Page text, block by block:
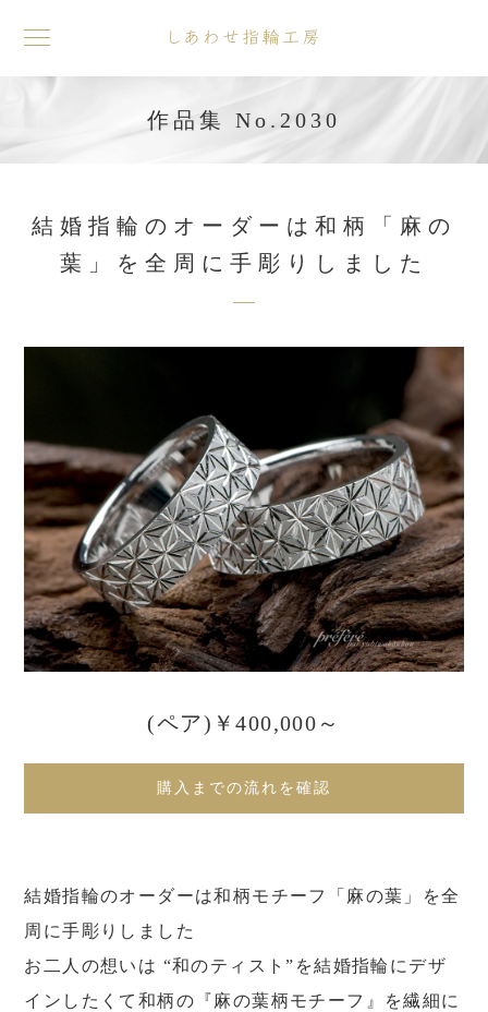
toggle
navigation
作品集 No.2030
結婚指輪のオーダーは和柄「麻の
葉」を全周に手彫りしました
(ペア)￥400,000～
購入までの流れを確認
結婚指輪のオーダーは和柄モチーフ「麻の葉」を全
周に手彫りしました
お二人の想いは “和のティスト”を結婚指輪にデザ
インしたくて和柄の『麻の葉柄モチーフ』を繊細に